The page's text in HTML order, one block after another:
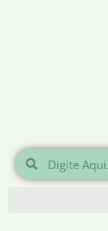
Pesquisar
Pesquisar